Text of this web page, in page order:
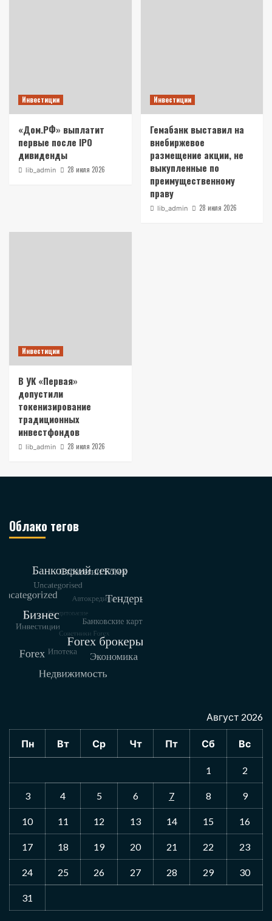
Инвестиции
«Дом.РФ» выплатит
первые после IPO
дивиденды
lib_admin 28 июля 2026
Инвестиции
Гемабанк выставил на
внебиржевое
размещение акции, не
выкупленные по
преимущественному
праву
lib_admin 28 июля 2026
Инвестиции
В УК «Первая»
допустили
токенизирование
традиционных
инвестфондов
lib_admin 28 июля 2026
Облако тегов
Август 2026
Пн Вт Ср Чт Пт Сб Вс
1 2
3 4 5 6 7 8 9
10 11 12 13 14 15 16
17 18 19 20 21 22 23
24 25 26 27 28 29 30
31